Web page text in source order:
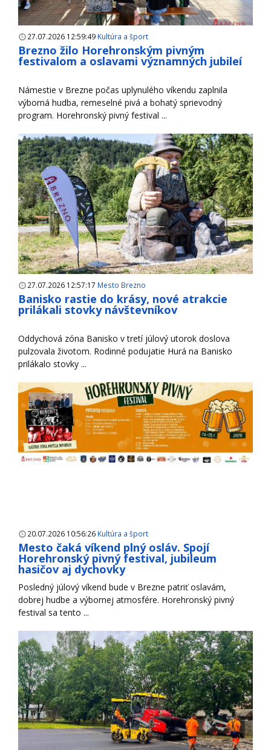
27.07.2026 12:59:49 Kultúra a šport
Brezno žilo Horehronským pivným
festivalom a oslavami významných jubileí
Námestie v Brezne počas uplynulého víkendu zaplnila
výborná hudba, remeselné pivá a bohatý sprievodný
program. Horehronský pivný festival ...
27.07.2026 12:57:17 Mesto Brezno
Banisko rastie do krásy, nové atrakcie
prilákali stovky návštevníkov
Oddychová zóna Banisko v tretí júlový utorok doslova
pulzovala životom. Rodinné podujatie Hurá na Banisko
prilákalo stovky ...
20.07.2026 10:56:26 Kultúra a šport
Mesto čaká víkend plný osláv. Spojí
Horehronský pivný festival, jubileum
hasičov aj dychovky
Posledný júlový víkend bude v Brezne patriť oslavám,
dobrej hudbe a výbornej atmosfére. Horehronský pivný
festival sa tento ...